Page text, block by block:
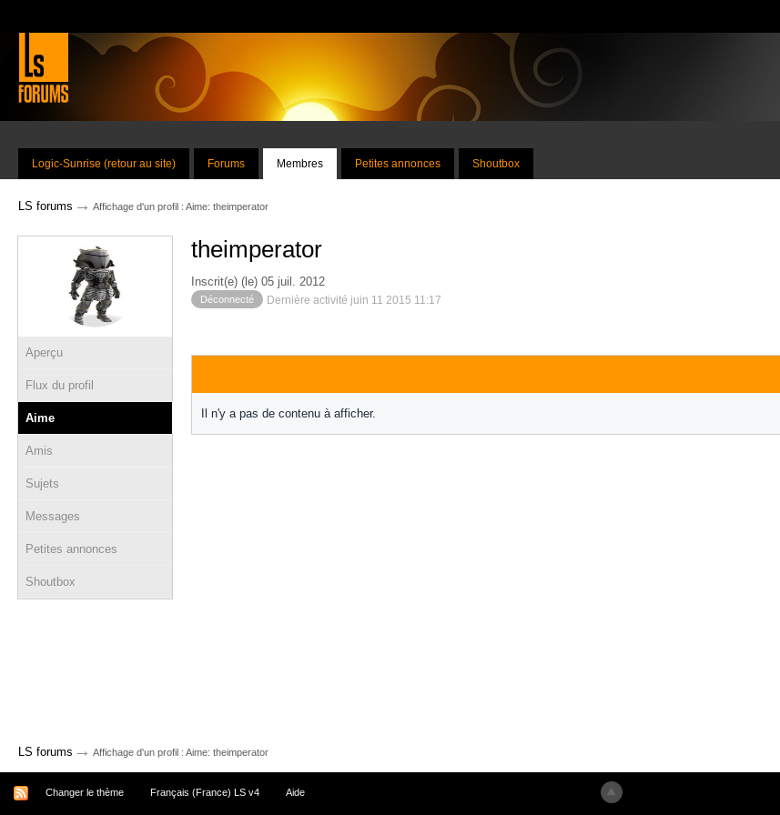
Logic-Sunrise (retour au site) Forums Membres Petites annonces Shoutbox
LS forums → Affichage d'un profil : Aime: theimperator
Aperçu
Flux du profil
Aime
Amis
Sujets
Messages
Petites annonces
Shoutbox
theimperator
Inscrit(e) (le) 05 juil. 2012
Déconnecté Dernière activité juin 11 2015 11:17
Il n'y a pas de contenu à afficher.
LS forums → Affichage d'un profil : Aime: theimperator
Changer le thème Français (France) LS v4 Aide